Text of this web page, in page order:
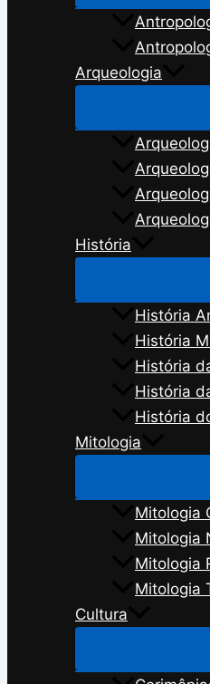
Arqueologia
História
História
História
História
História
História
Mitologia
Mitologia
Mitologia
Mitologia
Mitologia
Cultura